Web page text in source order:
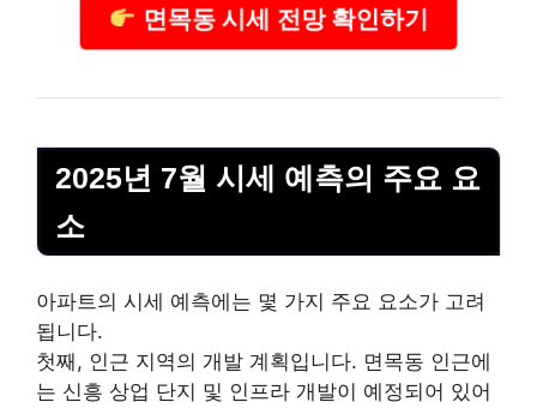
면목동 시세 전망 확인하기
2025년 7월 시세 예측의 주요 요
소
아파트의 시세 예측에는 몇 가지 주요 요소가 고려
됩니다.
첫째, 인근 지역의 개발 계획입니다. 면목동 인근에
는 신흥 상업 단지 및 인프라 개발이 예정되어 있어